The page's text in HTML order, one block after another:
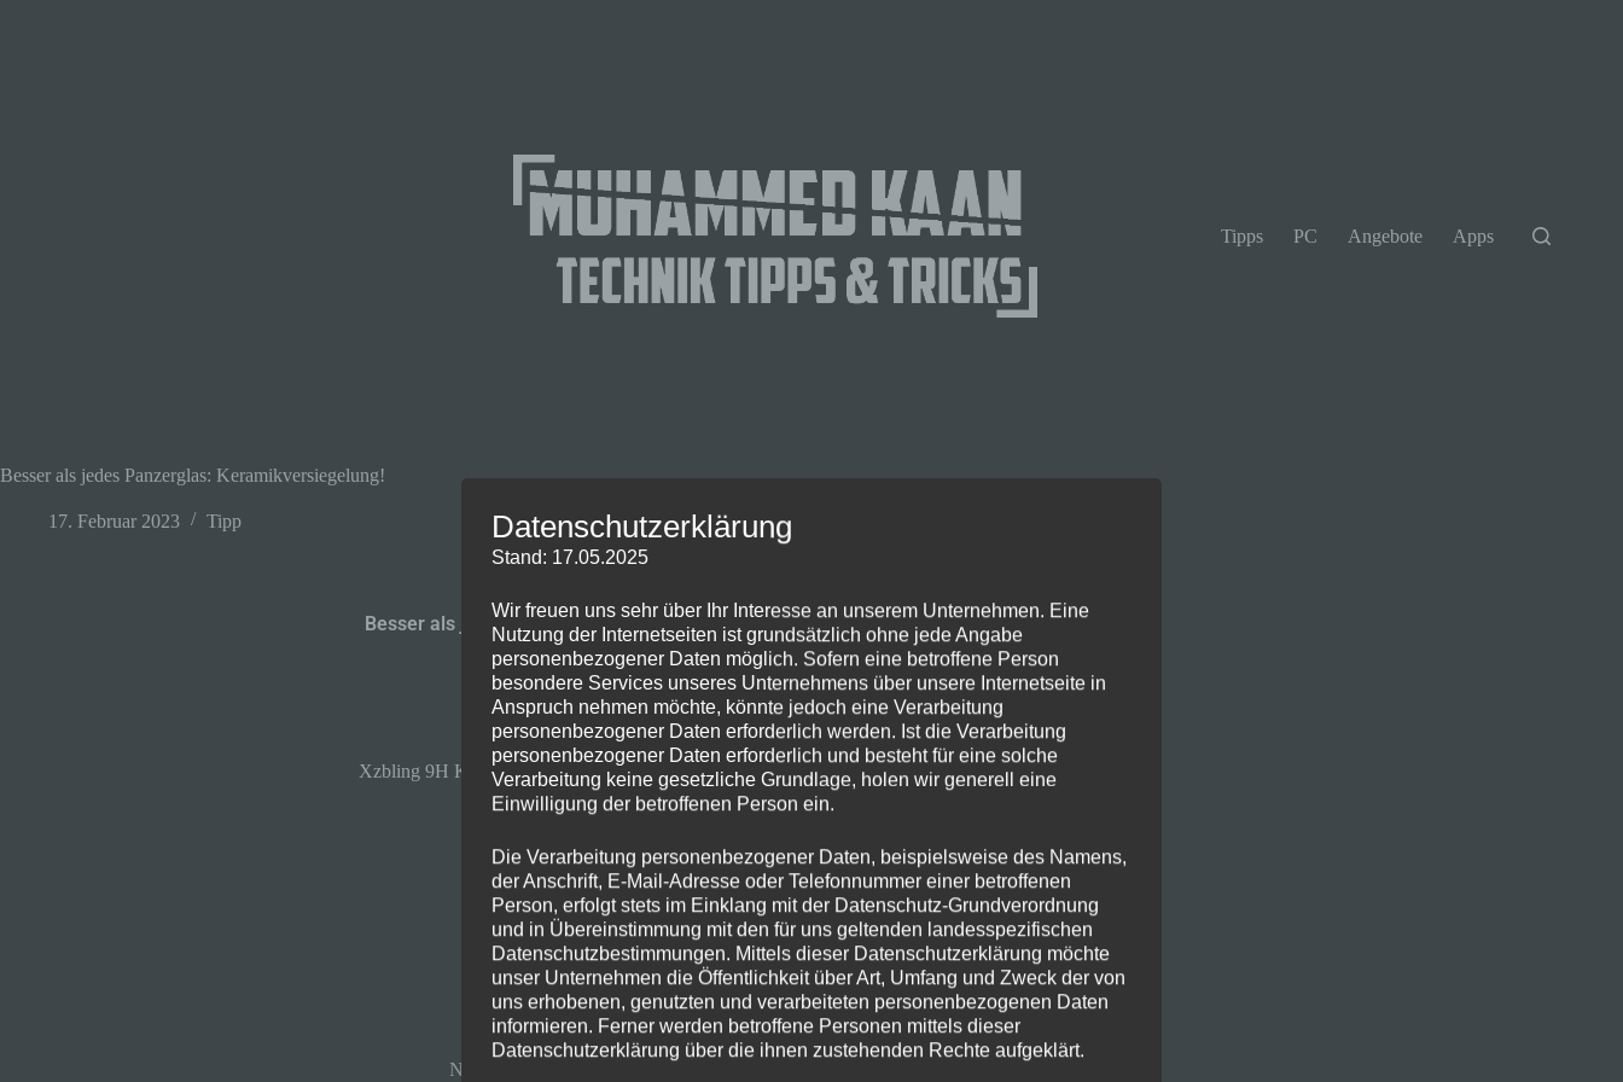
Tipps PC Angebote Apps
Besser als jedes Panzerglas: Keramikversiegelung!
17. Februar 2023 Tipp
Besser als jedes Panzerglas: Keramikversiegelung!
Xzbling 9H Keramik Versiegelung, Nano Versiegelung
Normalerweise kennt man Keramikversiegelung, nur aus der Autoindustrie, damit der Lack
Datenschutzerklärung
Stand: 17.05.2025
Wir freuen uns sehr über Ihr Interesse an unserem Unternehmen. Eine
Nutzung der Internetseiten ist grundsätzlich ohne jede Angabe
personenbezogener Daten möglich. Sofern eine betroffene Person
besondere Services unseres Unternehmens über unsere Internetseite in
Anspruch nehmen möchte, könnte jedoch eine Verarbeitung
personenbezogener Daten erforderlich werden. Ist die Verarbeitung
personenbezogener Daten erforderlich und besteht für eine solche
Verarbeitung keine gesetzliche Grundlage, holen wir generell eine
Einwilligung der betroffenen Person ein.
Die Verarbeitung personenbezogener Daten, beispielsweise des Namens,
der Anschrift, E-Mail-Adresse oder Telefonnummer einer betroffenen
Person, erfolgt stets im Einklang mit der Datenschutz-Grundverordnung
und in Übereinstimmung mit den für uns geltenden landesspezifischen
Datenschutzbestimmungen. Mittels dieser Datenschutzerklärung möchte
unser Unternehmen die Öffentlichkeit über Art, Umfang und Zweck der von
uns erhobenen, genutzten und verarbeiteten personenbezogenen Daten
informieren. Ferner werden betroffene Personen mittels dieser
Datenschutzerklärung über die ihnen zustehenden Rechte aufgeklärt.